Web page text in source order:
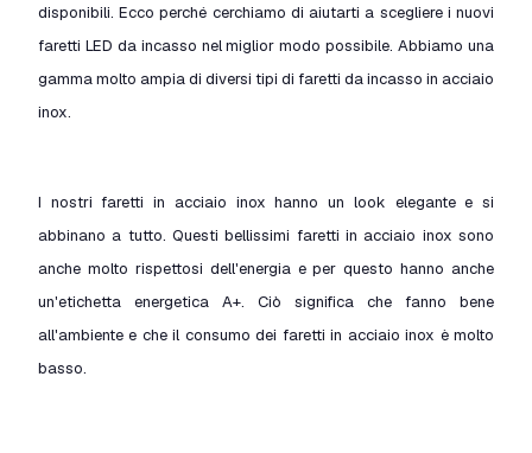
disponibili. Ecco perché cerchiamo di aiutarti a scegliere i nuovi
faretti LED da incasso nel miglior modo possibile. Abbiamo una
gamma molto ampia di diversi tipi di faretti da incasso in acciaio
inox.
I nostri faretti in acciaio inox hanno un look elegante e si
abbinano a tutto. Questi bellissimi faretti in acciaio inox sono
anche molto rispettosi dell'energia e per questo hanno anche
un'etichetta energetica A+. Ciò significa che fanno bene
all'ambiente e che il consumo dei faretti in acciaio inox è molto
basso.